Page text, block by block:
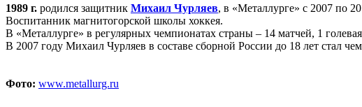
1989 г. родился защитник Михаил Чурляев, в «Металлурге» с 2007 по
Воспитанник магнитогорской школы хоккея.
В «Металлурге» в регулярных чемпионатах страны – 14 матчей, 1
В 2007 году Михаил Чурляев в составе сборной России до 18 лет стал
Фото: www.metallurg.ru